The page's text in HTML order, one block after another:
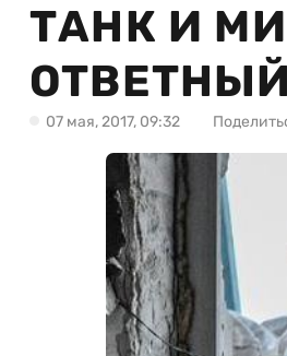
ТАНК И
07 мая, 2017, 09:32